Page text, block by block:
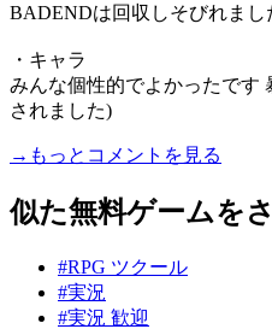
BADENDは回収しそびれまし
・キャラ
みんな個性的でよかったです
されました)
→もっとコメントを見る
似た無料ゲームを
#RPG ツクール
#実況
#実況 歓迎